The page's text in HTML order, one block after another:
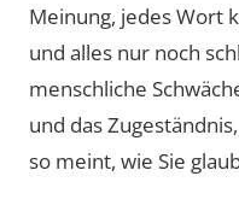
Meinung, jedes Wort
und alles nur noch
menschliche
und das
so meint, wie Sie